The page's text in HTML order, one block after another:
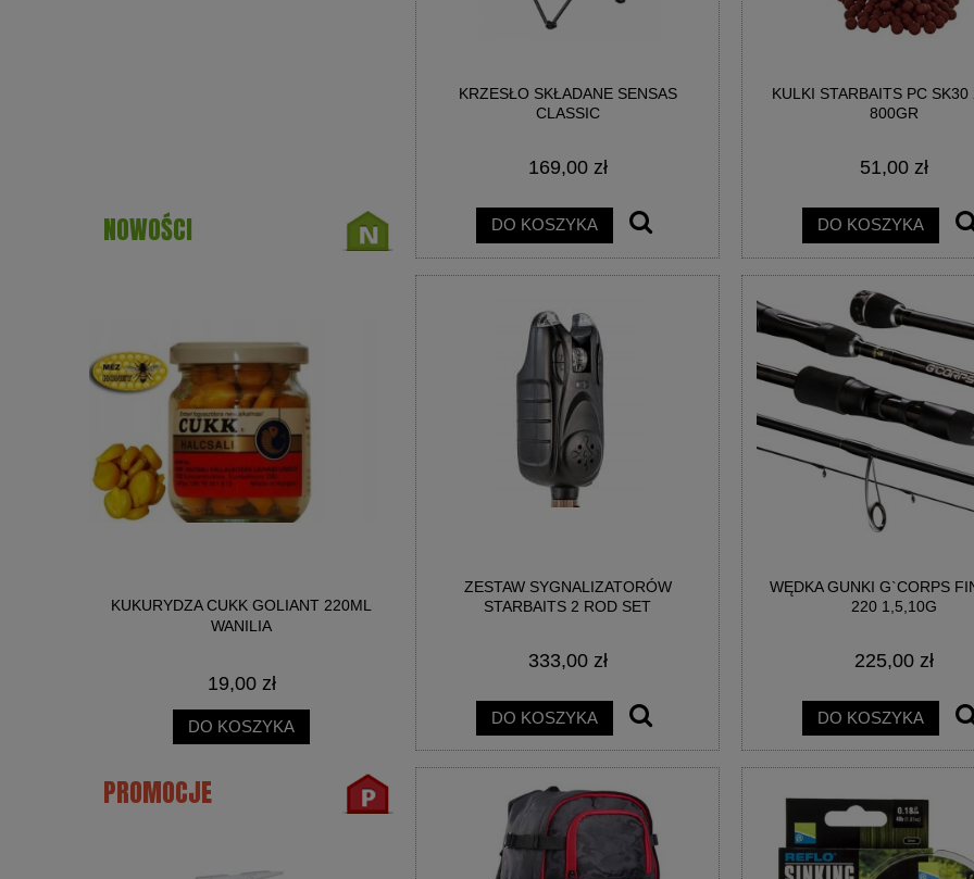
NOWOŚCI
KUKURYDZA CUKK GOLIANT 220ML
WANILIA
19,00 zł
DO KOSZYKA
BIG RAINBOW EGG WAFTERS
DO KOSZYKA
BIG POISON EGG WAFTERS -
DO KOSZYKA
PROMOCJE
KRZESŁO SKŁADANE SENSAS
CLASSIC
169,00 zł
DO KOSZYKA
KULKI STARBAITS PC SK30
800GR
51,00 zł
DO KOSZYKA
ZESTAW SYGNALIZATORÓW
STARBAITS 2 ROD SET
333,00 zł
DO KOSZYKA
WĘDKA GUNKI G`CORPS
220 1,5,10G
225,00 zł
DO KOSZYKA